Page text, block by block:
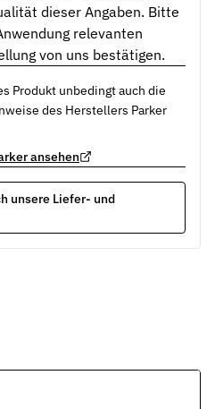
dieser Angaben. Bitte
relevanten
von uns bestätigen.
Produkt unbedingt auch die
des Herstellers Parker
ansehen
unsere Liefer- und